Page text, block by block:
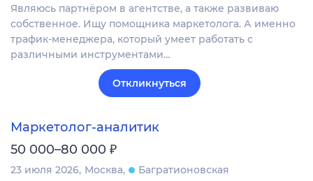
Являюсь партнёром в агентстве, а также развиваю
собственное. Ищу помощника маркетолога. А именно
трафик-менеджера, который умеет работать с
различными инструментами…
Откликнуться
Маркетолог-аналитик
50 000–80 000 ₽
23 июля 2026 Москва
Багратионовская